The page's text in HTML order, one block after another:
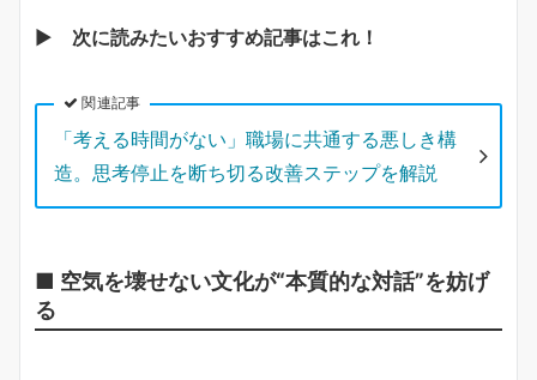
▶️ 次に読みたいおすすめ記事はこれ！
関連記事
「考える時間がない」職場に共通する悪しき構
造。思考停止を断ち切る改善ステップを解説
■ 空気を壊せない文化が“本質的な対話”を妨げ
る